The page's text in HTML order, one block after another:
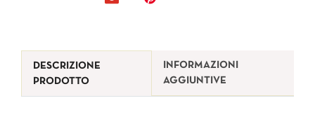
DESCRIZIONE
PRODOTTO
INFORMAZIONI
AGGIUNTIVE